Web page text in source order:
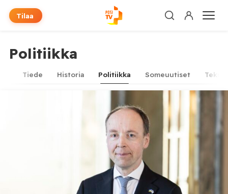
Tilaa
Politiikka
Tiede Historia Politiikka Someuutiset